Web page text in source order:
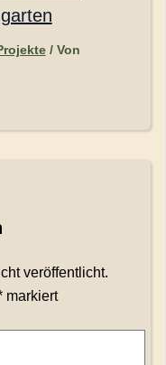
/ Von
veröffentlicht.
markiert